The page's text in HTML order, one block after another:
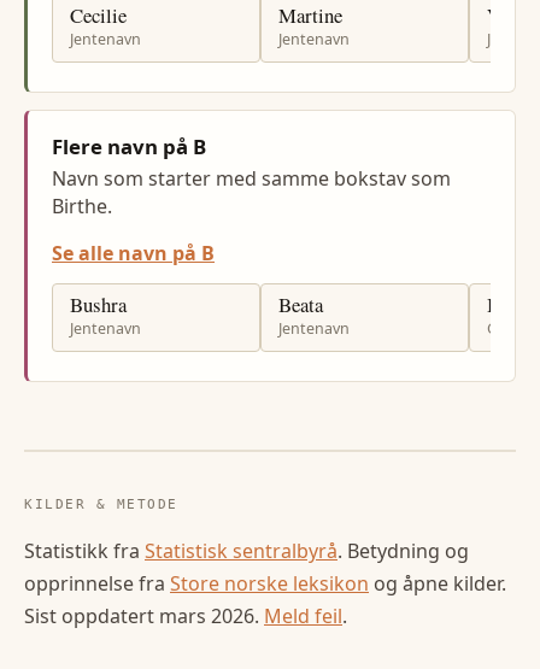
Cecilie
Jentenavn
Martine
Jentenavn
Flere navn på B
Navn som starter med samme bokstav som
Birthe.
Se alle navn på B
Bushra
Jentenavn
Beata
Jentenavn
Bilal
KILDER & METODE
Statistikk fra Statistisk sentralbyrå. Betydning og
opprinnelse fra Store norske leksikon og åpne kilder.
Sist oppdatert mars 2026. Meld feil.